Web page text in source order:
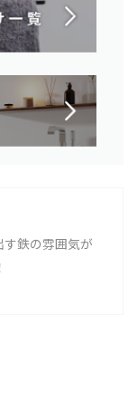
す鉄の雰囲気が